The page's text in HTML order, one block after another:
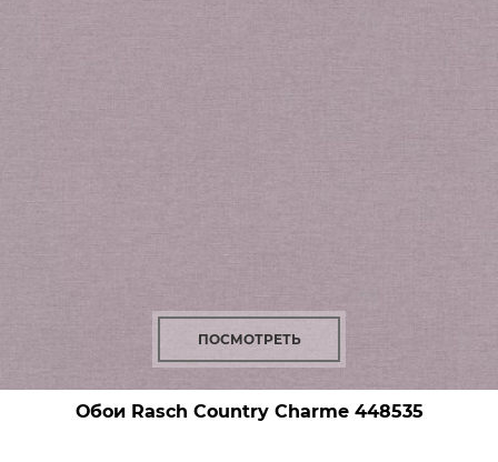
ПОСМОТРЕТЬ
Обои Rasch Country Charme448535